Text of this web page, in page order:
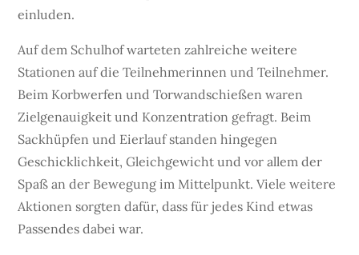
einluden.
Auf dem Schulhof warteten zahlreiche weitere
Stationen auf die Teilnehmerinnen und Teilnehmer.
Beim Korbwerfen und Torwandschießen waren
Zielgenauigkeit und Konzentration gefragt. Beim
Sackhüpfen und Eierlauf standen hingegen
Geschicklichkeit, Gleichgewicht und vor allem der
Spaß an der Bewegung im Mittelpunkt. Viele weitere
Aktionen sorgten dafür, dass für jedes Kind etwas
Passendes dabei war.